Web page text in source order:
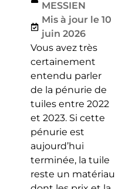
MESSIEN
Mis à jour le 10
juin 2026
Vous avez très
certainement
entendu parler
de la pénurie de
tuiles entre 2022
et 2023. Si cette
pénurie est
aujourd’hui
terminée, la tuile
reste un matériau